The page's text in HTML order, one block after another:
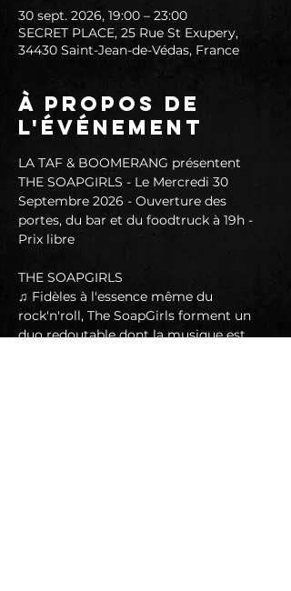
30 sept. 2026, 19:00 – 23:00
SECRET PLACE, 25 Rue St Exupery,
34430 Saint-Jean-de-Védas, France
À propos de
l'événement
LA TAF & BOOMERANG présentent
THE SOAPGIRLS - Le Mercredi 30
Septembre 2026 - Ouverture des
portes, du bar et du foodtruck à 19h -
Prix libre
THE SOAPGIRLS
♫ Fidèles à l'essence même du
rock'n'roll, The SoapGirls forment un
duo redoutable dont la musique est